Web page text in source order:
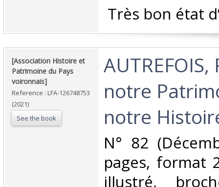
Très bon état
‎[Association Histoire et
Patrimoine du Pays
voironnais]‎
Reference : LFA-126748753
(2021)
See the book
notre
notre
‎N° 82
pages, format
illustré,